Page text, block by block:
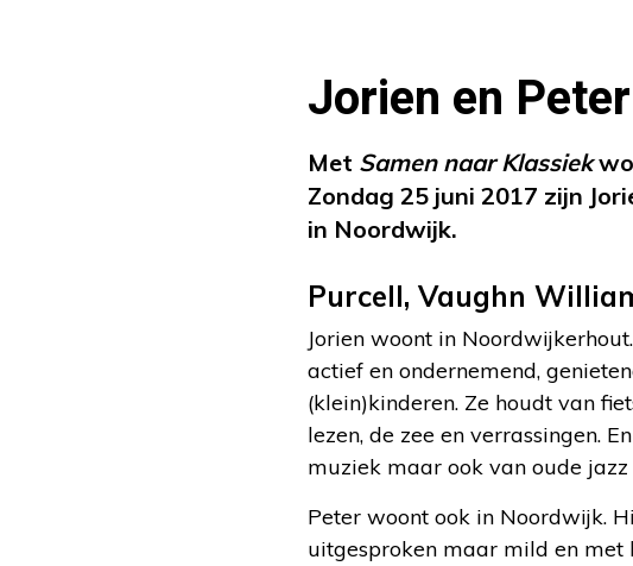
Jorien en
Met Samen naar Klassiek
Zondag 25 juni 2017 zijn
in Noordwijk.
Purcell, Vaughn
Jorien woont in
actief en ondernemend,
(klein)kinderen. Ze houdt van
lezen, de zee en verrassingen.
muziek maar ook van oude
Peter woont ook in Noordwijk.
uitgesproken maar mild en met